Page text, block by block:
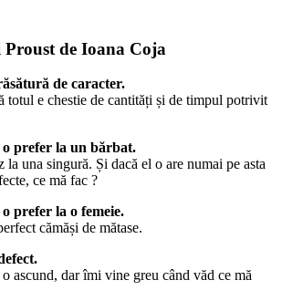
de Ioana Coja
de caracter.
totul e chestie de cantități și de timpul potrivit
o prefer la un bărbat.
una singură. Și dacă el o are numai pe asta
ce mă fac ?
prefer la o femeie.
cămăși de mătase.
ascund, dar îmi vine greu când văd ce mă